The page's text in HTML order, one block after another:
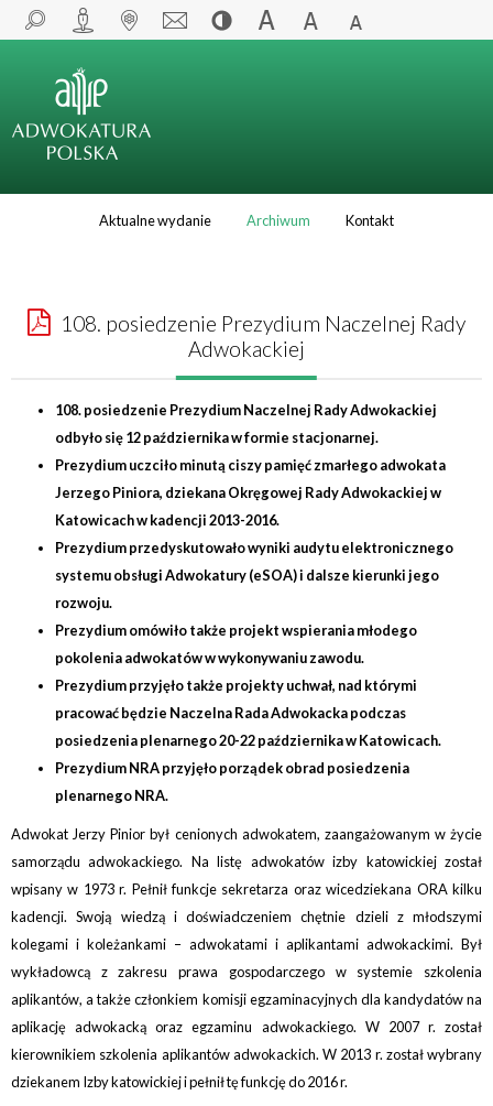
Aktualne wydanie Archiwum Kontakt
108. posiedzenie Prezydium Naczelnej Rady
Adwokackiej
108. posiedzenie Prezydium Naczelnej Rady Adwokackiej
odbyło się 12 października w formie stacjonarnej.
Prezydium uczciło minutą ciszy pamięć zmarłego adwokata
Jerzego Piniora, dziekana Okręgowej Rady Adwokackiej w
Katowicach w kadencji 2013-2016.
Prezydium przedyskutowało wyniki audytu elektronicznego
systemu obsługi Adwokatury (eSOA) i dalsze kierunki jego
rozwoju.
Prezydium omówiło także projekt wspierania młodego
pokolenia adwokatów w wykonywaniu zawodu.
Prezydium przyjęło także projekty uchwał, nad którymi
pracować będzie Naczelna Rada Adwokacka podczas
posiedzenia plenarnego 20-22 października w Katowicach.
Prezydium NRA przyjęło porządek obrad posiedzenia
plenarnego NRA.
Adwokat Jerzy Pinior był cenionych adwokatem, zaangażowanym w życie
samorządu adwokackiego. Na listę adwokatów izby katowickiej został
wpisany w 1973 r. Pełnił funkcje sekretarza oraz wicedziekana ORA kilku
kadencji. Swoją wiedzą i doświadczeniem chętnie dzieli z młodszymi
kolegami i koleżankami – adwokatami i aplikantami adwokackimi. Był
wykładowcą z zakresu prawa gospodarczego w systemie szkolenia
aplikantów, a także członkiem komisji egzaminacyjnych dla kandydatów na
aplikację adwokacką oraz egzaminu adwokackiego. W 2007 r. został
kierownikiem szkolenia aplikantów adwokackich. W 2013 r. został wybrany
dziekanem Izby katowickiej i pełnił tę funkcję do 2016 r.